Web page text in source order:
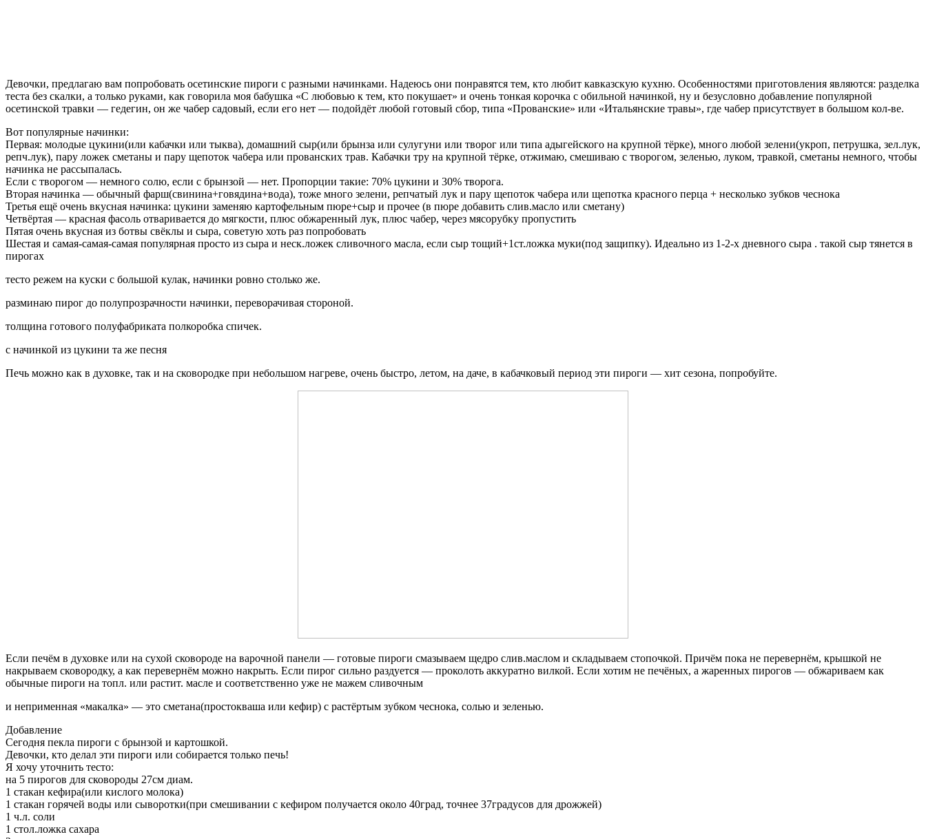
Девочки, предлагаю вам попробовать осетинские пироги с разными начинками. Надеюсь они понравятся тем, кто любит кавказскую кухню. Особенностями приготовления являются: разделка
теста без скалки, а только руками, как говорила моя бабушка «С любовью к тем, кто покушает» и очень тонкая корочка с обильной начинкой, ну и безусловно добавление популярной
осетинской травки — гедегин, он же чабер садовый, если его нет — подойдёт любой готовый сбор, типа «Прованские» или «Итальянские травы», где чабер присутствует в большом кол-ве.
Вот популярные начинки:
Первая: молодые цукини(или кабачки или тыква), домашний сыр(или брынза или сулугуни или творог или типа адыгейского на крупной тёрке), много любой зелени(укроп, петрушка, зел.лук,
репч.лук), пару ложек сметаны и пару щепоток чабера или прованских трав. Кабачки тру на крупной тёрке, отжимаю, смешиваю с творогом, зеленью, луком, травкой, сметаны немного, чтобы
начинка не рассыпалась.
Если с творогом — немного солю, если с брынзой — нет. Пропорции такие: 70% цукини и 30% творога.
Вторая начинка — обычный фарш(свинина+говядина+вода), тоже много зелени, репчатый лук и пару щепоток чабера или щепотка красного перца + несколько зубков чеснока
Третья ещё очень вкусная начинка: цукини заменяю картофельным пюре+сыр и прочее (в пюре добавить слив.масло или сметану)
Четвёртая — красная фасоль отваривается до мягкости, плюс обжаренный лук, плюс чабер, через мясорубку пропустить
Пятая очень вкусная из ботвы свёклы и сыра, советую хоть раз попробовать
Шестая и самая-самая-самая популярная просто из сыра и неск.ложек сливочного масла, если сыр тощий+1ст.ложка муки(под защипку). Идеально из 1-2-х дневного сыра . такой сыр тянется в
пирогах
тесто режем на куски с большой кулак, начинки ровно столько же.
разминаю пирог до полупрозрачности начинки, переворачивая стороной.
толщина готового полуфабриката полкоробка спичек.
с начинкой из цукини та же песня
Печь можно как в духовке, так и на сковородке при небольшом нагреве, очень быстро, летом, на даче, в кабачковый период эти пироги — хит сезона, попробуйте.
Если печём в духовке или на сухой сковороде на варочной панели — готовые пироги смазываем щедро слив.маслом и складываем стопочкой. Причём пока не перевернём, крышкой не
накрываем сковородку, а как перевернём можно накрыть. Если пирог сильно раздуется — проколоть аккуратно вилкой. Если хотим не печёных, а жаренных пирогов — обжариваем как
обычные пироги на топл. или растит. масле и соответственно уже не мажем сливочным
и неприменная «макалка» — это сметана(простокваша или кефир) с растёртым зубком чеснока, солью и зеленью.
Добавление
Сегодня пекла пироги с брынзой и картошкой.
Девочки, кто делал эти пироги или собирается только печь!
Я хочу уточнить тесто:
на 5 пирогов для сковороды 27см диам.
1 стакан кефира(или кислого молока)
1 стакан горячей воды или сыворотки(при смешивании с кефиром получается около 40град, точнее 37градусов для дрожжей)
1 ч.л. соли
1 стол.ложка сахара